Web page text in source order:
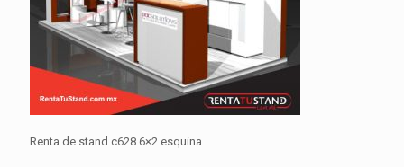
Renta de stand c628 6×2 esquina